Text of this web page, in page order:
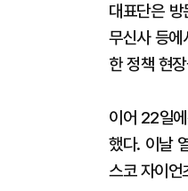
대표단은
무신사 등에
한 정책 현
이어 22일
했다. 이날
스코 자이언